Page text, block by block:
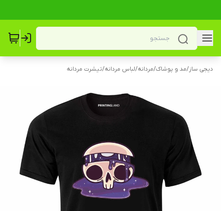
دیجی ساز/مد و پوشاک/مردانه/لباس مردانه/تیشرت مردانه